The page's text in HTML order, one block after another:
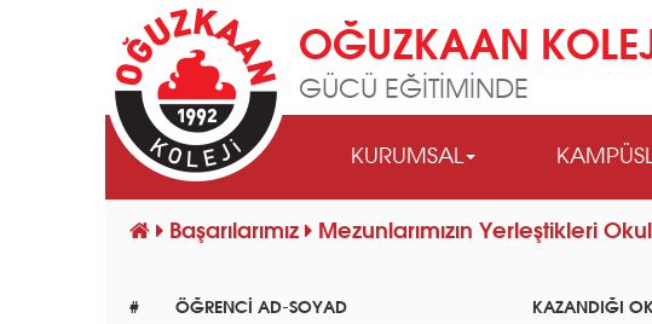
OĞUZKAAN
GÜCÜ EĞİTİMİNDE
KURUMSAL
Başarılarımız Mezunlarımızın Yerleştikleri
# ÖĞRENCİ AD-SOYAD KAZANDIĞI